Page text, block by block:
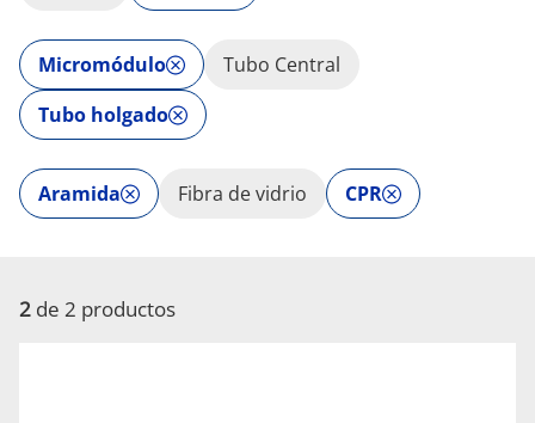
Micromódulo
Tubo Central
Tubo holgado
Aramida Fibra de vidrio CPR
2 de 2 productos